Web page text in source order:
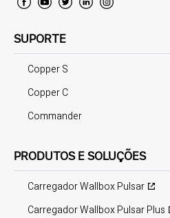
SUPORTE
Copper S
Copper C
Commander
PRODUTOS E SOLUÇÕES
Carregador Wallbox Pulsar
Carregador Wallbox Pulsar Plus